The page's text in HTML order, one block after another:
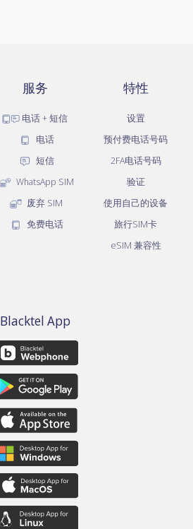
服务
电话 + 短信
电话
短信
WhatsApp SIM
废弃 SIM
免费电话
特性
设置
预付费电话号码
2FA电话号码
验证
使用自己的设备
旅行SIM卡
eSIM 兼容性
Blacktel App